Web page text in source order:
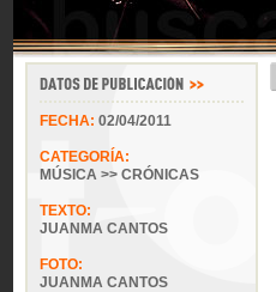
FECHA: 02/04/2011
CATEGORÍA:
MÚSICA >> CRÓNICAS
TEXTO:
JUANMA CANTOS
FOTO:
JUANMA CANTOS